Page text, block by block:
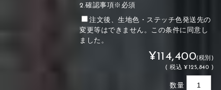
2.確認事項※必須
注文後、生地色・ステッチ色発送先の
変更等はできません。この条件に同意し
ました。
¥114,400(税別)
(税込 ¥125,840 )
数量